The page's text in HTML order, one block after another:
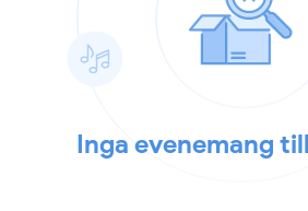
Inga evenemang